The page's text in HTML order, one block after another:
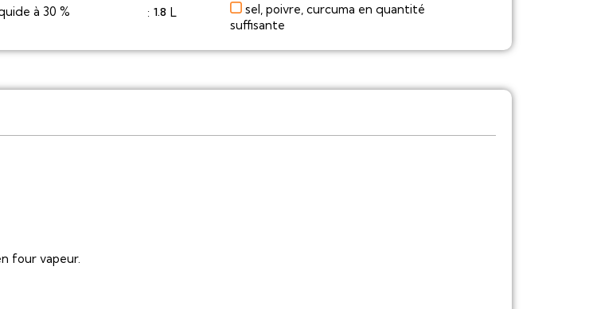
à 30 % : 1.8 L
sel, poivre, curcuma en quantité
suffisante
four vapeur.